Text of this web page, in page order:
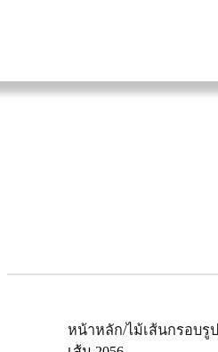
หน้าหลัก/ไม้เส้นกรอบรูป